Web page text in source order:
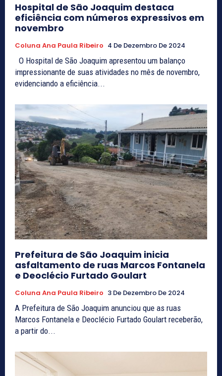
Hospital de São Joaquim destaca
eficiência com números expressivos em
novembro
Coluna Ana Paula Ribeiro 4 De Dezembro De 2024
impressionante de suas atividades no mês de novembro,
evidenciando a eficiência...
Prefeitura de São Joaquim inicia
asfaltamento de ruas Marcos Fontanela
e Deoclécio Furtado Goulart
Coluna Ana Paula Ribeiro 3 De Dezembro De 2024
A Prefeitura de São Joaquim anunciou que as ruas
Marcos Fontanela e Deoclécio Furtado Goulart receberão,
a partir do...